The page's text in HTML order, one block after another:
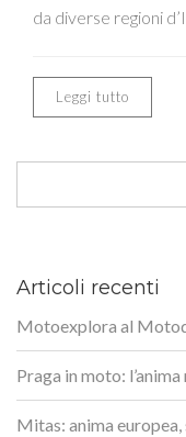
da diverse regioni
Leggi tutto
Articoli recenti
Motoexplora al
Praga in moto:
Mitas: anima